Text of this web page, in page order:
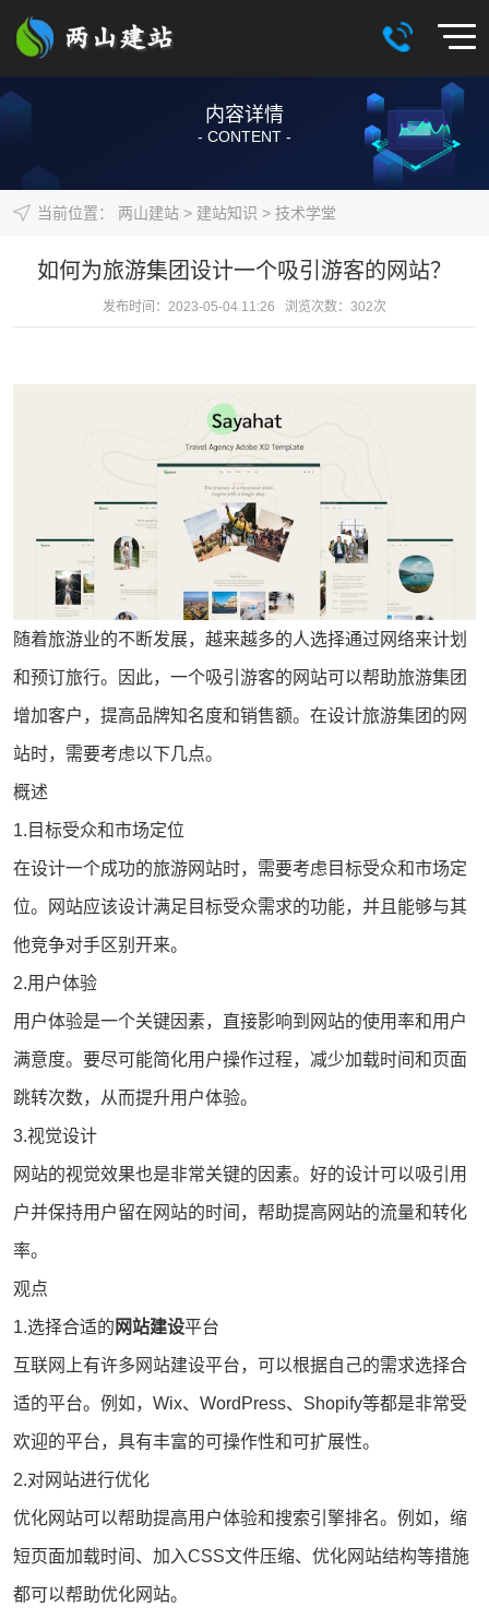
内容详情
- CONTENT -
当前位置： 两山建站> 建站知识 > 技术学堂
如何为旅游集团设计一个吸引游客的网站？
发布时间：2023-05-04 11:26 浏览次数： 302次
随着旅游业的不断发展，越来越多的人选择通过网络来计划
和预订旅行。因此，一个吸引游客的 网站可以帮助旅游集团
增加客户，提高品牌知名度和销售额。在设计旅游集团的网
站时，需要考虑以下几点。
概述
1.目标受众和市场定位
在设计一个成功的旅游网站时，需要考虑目标受众和市场定
位。网站应该设计满足目标受众需求的功能，并且能够与其
他竞争对手区别开来。
2.用户体验
用户体验是一个关键因素，直接影响到网站的使用率和用户
满意度。要尽可能简化用户操作过程，减少加载时间和页面
跳转次数，从而提升用户体验。
3.视觉设计
网站的视觉效果也是非常关键的因素。好的设计可以吸引用
户并保持用户留在网站的时间，帮助提高网站的流量和转化
率。
观点
1.选择合适的 网站建设平台
互联网上有许多网站建设平台，可以根据自己的需求选择合
适的平台。例如，Wix、WordPress、Shopify等都是非常受
欢迎的平台，具有丰富的可操作性和可扩展性。
2.对网站进行优化
优化网站可以帮助提高用户体验和搜索引擎排名。例如，缩
短页面加载时间、加入CSS文件压缩、优化网站结构等措施
都可以帮助优化网站。